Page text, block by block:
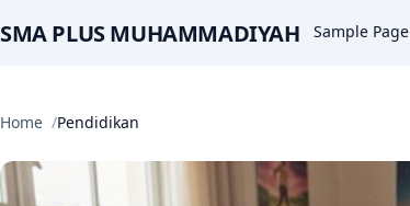
SMA PLUS MUHAMMADIYAH Sample Page
Home Pendidikan